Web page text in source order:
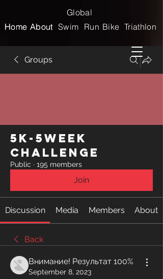
Home
Global
Home
Swim Run Bike Triathlon
About
About
Groups
5k-5week
Challenge
Public · 195 members
Join
Discussion Media Members About
Back
Внимание! Результат 100%
September 8, 2023